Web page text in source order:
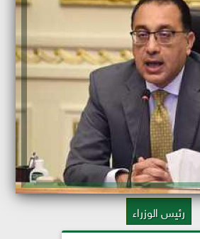
رئيس الوزراء